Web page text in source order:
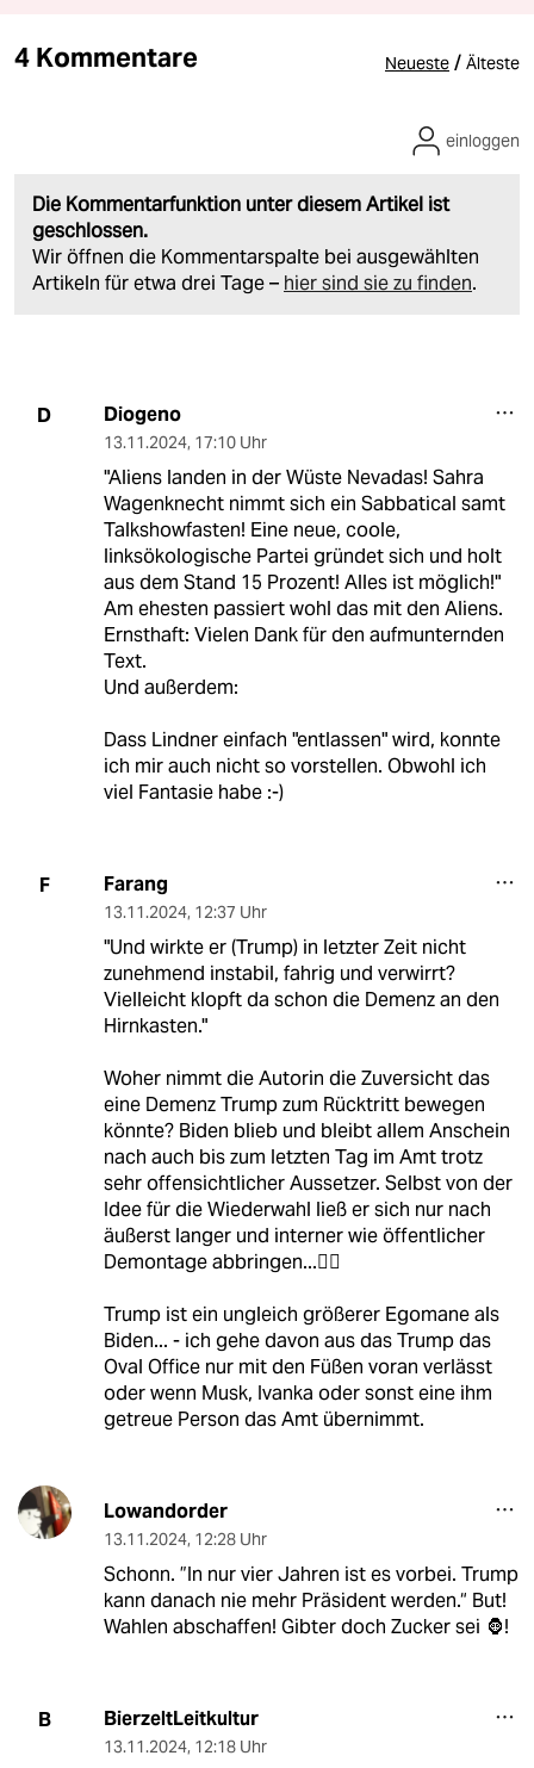
4 Kommentare Neueste / Älteste
Die Kommentarfunktion unter diesem Artikel ist
geschlossen.
Wir öffnen die Kommentarspalte bei ausgewählten
Artikeln für etwa drei Tage – hier sind sie zu finden.
einloggen
D Diogeno
13.11.2024, 17:10 Uhr
"Aliens landen in der Wüste Nevadas! Sahra
Wagenknecht nimmt sich ein Sabbatical samt
Talkshowfasten! Eine neue, coole,
linksökologische Partei gründet sich und holt
aus dem Stand 15 Prozent! Alles ist möglich!"
Am ehesten passiert wohl das mit den Aliens.
Ernsthaft: Vielen Dank für den aufmunternden
Text.
Und außerdem:
Dass Lindner einfach "entlassen" wird, konnte
ich mir auch nicht so vorstellen. Obwohl ich
viel Fantasie habe :-)
F Farang
13.11.2024, 12:37 Uhr
"Und wirkte er (Trump) in letzter Zeit nicht
zunehmend instabil, fahrig und verwirrt?
Vielleicht klopft da schon die Demenz an den
Hirnkasten."
Woher nimmt die Autorin die Zuversicht das
eine Demenz Trump zum Rücktritt bewegen
könnte? Biden blieb und bleibt allem Anschein
nach auch bis zum letzten Tag im Amt trotz
sehr offensichtlicher Aussetzer. Selbst von der
Idee für die Wiederwahl ließ er sich nur nach
äußerst langer und interner wie öffentlicher
Demontage abbringen...🤷‍♂️
Trump ist ein ungleich größerer Egomane als
Biden... - ich gehe davon aus das Trump das
Oval Office nur mit den Füßen voran verlässt
oder wenn Musk, Ivanka oder sonst eine ihm
getreue Person das Amt übernimmt.
Lowandorder
13.11.2024, 12:28 Uhr
Schonn. ”In nur vier Jahren ist es vorbei. Trump
kann danach nie mehr Präsident werden.“ But!
Wahlen abschaffen! Gibter doch Zucker sei 🦍!
B BierzeltLeitkultur
13.11.2024, 12:18 Uhr